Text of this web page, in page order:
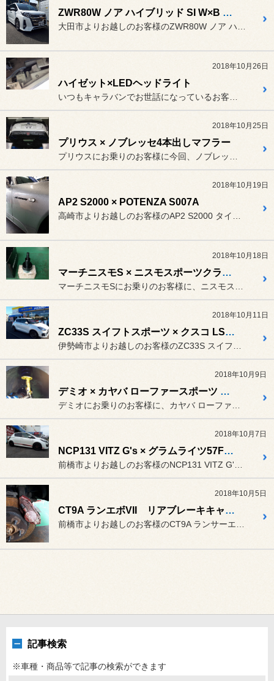
ZWR80W ノア ハイブリッド SI W×B × アルパイン EX11Z-NO & costick. パワーテールゲート
2018年10月26日
ハイゼット×LEDヘッドライト
いつもキャラバンでお世話になっているお客様が、
2018年10月25日
プリウス × ノブレッセ4本出しマフラー
プリウスにお乗りのお客様に今回、ノブレッセさんの左右4本出しマフラ...
2018年10月19日
AP2 S2000 × POTENZA S007A
高崎市よりお越しのお客様のAP2 S2000 タイプS。
2018年10月18日
マーチニスモS × ニスモスポーツクラッチキット&メカニカルLSD
マーチニスモSにお乗りのお客様に、ニスモスポーツクラッチキット&メ...
2018年10月11日
ZC33S スイフトスポーツ × クスコ LSD タイプRS
伊勢崎市よりお越しのお客様のZC33S スイフトスポーツ。
2018年10月9日
デミオ × カヤバ ローファースポーツ プラス
デミオにお乗りのお客様に、カヤバ ローファースポーツプラスを購入い...
2018年10月7日
NCP131 VITZ G's × グラムライツ57FXX & BLITZ NUR-SPEC VSR
前橋市よりお越しのお客様のNCP131 VITZ G's。
2018年10月5日
CT9A ランエボVII リアブレーキキャリパー オーバーホール
前橋市よりお越しのお客様のCT9A ランサーエボリューションVII。
記事検索
※車種・商品等で記事の検索ができます